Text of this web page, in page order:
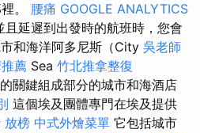
。 腰痛 GOOGLE ANALYTICS
且延遲到出發時的航班時，您會
和海洋阿多尼斯（City 吳老師
薦 Sea 竹北推拿整復
關鍵組成部分的城市和海酒店
這個埃及團體專門在埃及提供
放榜 中式外燴菜單 它包括城市